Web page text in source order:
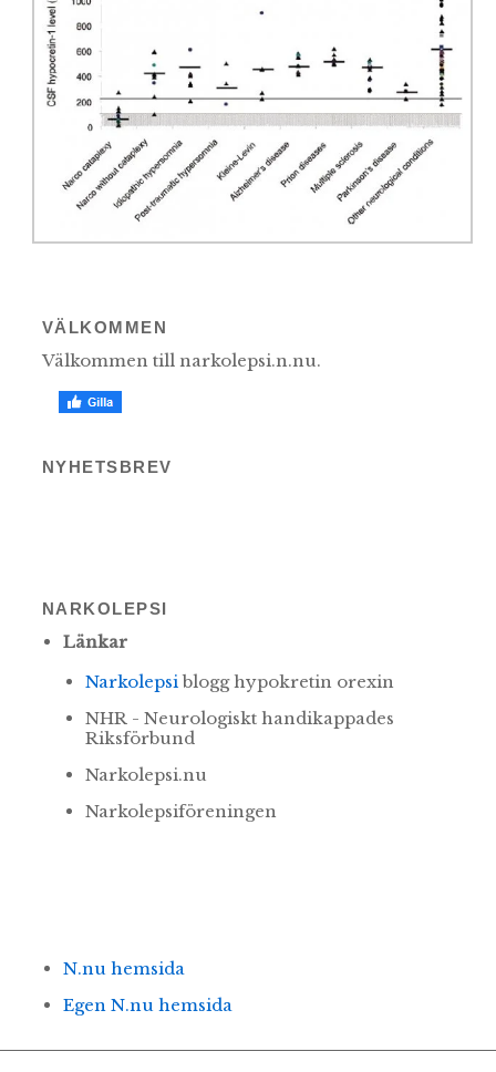
VÄLKOMMEN
Välkommen till narkolepsi.n.nu.
NYHETSBREV
NARKOLEPSI
Länkar
Narkolepsiblogg hypokretin orexin
NHR - Neurologiskt handikappades
Riksförbund
Narkolepsi.nu
Narkolepsiföreningen
N.nu hemsida
Egen N.nu hemsida